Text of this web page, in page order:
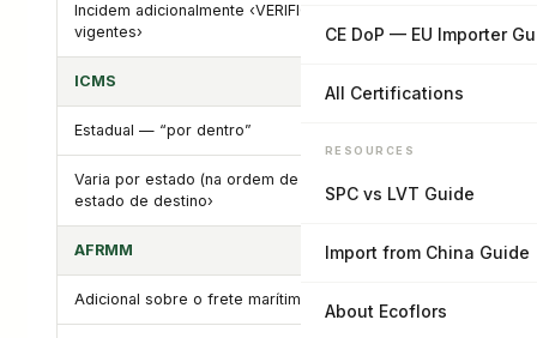
CE DoP — EU Importer
All Certifications
RESOURCES
SPC vs LVT Guide
Import from China Guide
About Ecoflors
Incidem adicionalmente ‹VERIFICAR alíquotas
vigentes›
ICMS
Estadual — “por dentro”
Varia por estado (na ordem de 17–20%) ‹VERIFICAR
estado de destino›
AFRMM
Adicional sobre o frete marítimo